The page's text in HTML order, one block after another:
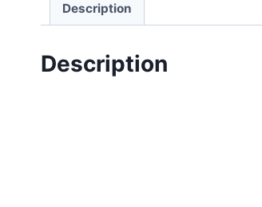
Description
Description